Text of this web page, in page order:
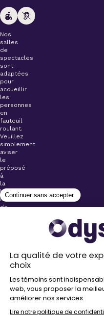
Nos
salles
de
spectacles
sont
adaptées
pour
accueillir
les
personnes
en
fauteuil
roulant.
Veuillez
simplement
aviser
le
préposé
à
la
billetterie
lors
de
Stationnements
proximité de
nos salles
Politique de